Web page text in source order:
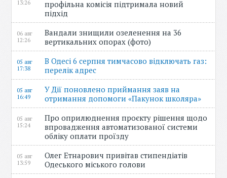
13:26
профільна комісія підтримала новий
підхід
06 авг
12:26
Вандали знищили озеленення на 36
вертикальних опорах (фото)
05 авг
17:38
В Одесі 6 серпня тимчасово відключать газ:
перелік адрес
05 авг
16:49
У Дії поновлено приймання заяв на
отримання допомоги «Пакунок школяра»
05 авг
15:24
Про оприлюднення проєкту рішення щодо
впровадження автоматизованої системи
обліку оплати проїзду
05 авг
13:59
Олег Етнарович привітав стипендіатів
Одеського міського голови